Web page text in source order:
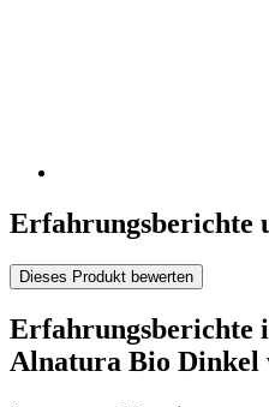
Erfahrungsberichte
Dieses Produkt bewerten
Erfahrungsberichte
Alnatura Bio Dinkel